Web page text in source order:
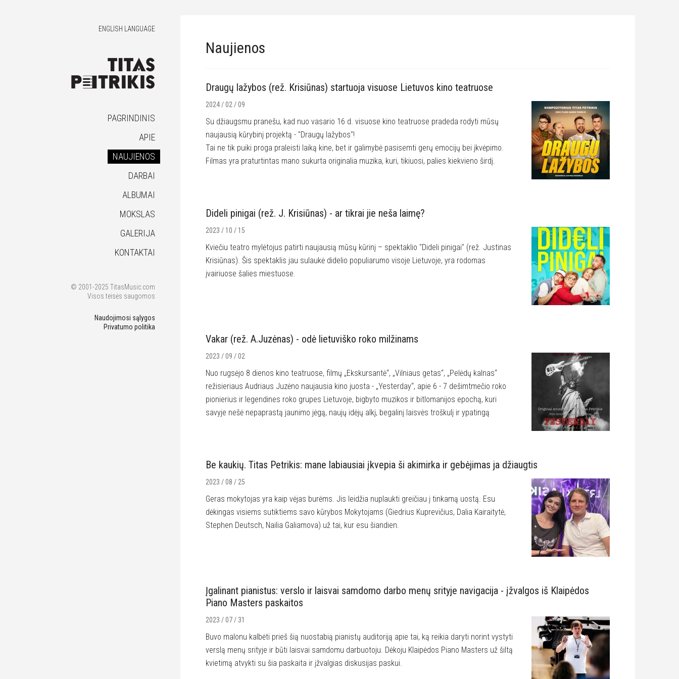
ENGLISH LANGUAGE
PAGRINDINIS
APIE
NAUJIENOS
DARBAI
ALBUMAI
MOKSLAS
GALERIJA
KONTAKTAI
© 2001-2025 TitasMusic.com
Visos teisės saugomos
Naudojimosi sąlygos
Privatumo politika
Naujienos
Draugų lažybos (rež. Krisiūnas) startuoja visuose Lietuvos kino teatruose
2024 / 02 / 09
Su džiaugsmu pranešu, kad nuo vasario 16 d. visuose kino teatruose pradeda rodyti mūsų
naujausią kūrybinį projektą - "Draugų lažybos"!
Tai ne tik puiki proga praleisti laiką kine, bet ir galimybė pasisemti gerų emocijų bei įkvėpimo.
Filmas yra praturtintas mano sukurta originalia muzika, kuri, tikiuosi, palies kiekvieno širdį.
Dideli pinigai (rež. J. Krisiūnas) - ar tikrai jie neša laimę?
2023 / 10 / 15
Kviečiu teatro mylėtojus patirti naujausią mūsų kūrinį – spektaklio "Dideli pinigai" (rež. Justinas
Krisiūnas). Šis spektaklis jau sulaukė didelio populiarumo visoje Lietuvoje, yra rodomas
įvairiuose šalies miestuose.
Vakar (rež. A.Juzėnas) - odė lietuviško roko milžinams
2023 / 09 / 02
Nuo rugsėjo 8 dienos kino teatruose, filmų „Ekskursantė“, „Vilniaus getas“, „Pelėdų kalnas“
režisieriaus Audriaus Juzėno naujausia kino juosta - „Yesterday“, apie 6 - 7 dešimtmečio roko
pionierius ir legendines roko grupes Lietuvoje, bigbyto muzikos ir bitlomanijos epochą, kuri
savyje nešė nepaprastą jaunimo jėgą, naujų idėjų alkį, begalinį laisvės troškulį ir ypatingą
Be kaukių. Titas Petrikis: mane labiausiai įkvepia ši akimirka ir gebėjimas ja džiaugtis
2023 / 08 / 25
Geras mokytojas yra kaip vėjas burėms. Jis leidžia nuplaukti greičiau į tinkamą uostą. Esu
dėkingas visiems sutiktiems savo kūrybos Mokytojams (Giedrius Kuprevičius, Dalia Kairaitytė,
Stephen Deutsch, Nailia Galiamova) už tai, kur esu šiandien.
Įgalinant pianistus: verslo ir laisvai samdomo darbo menų srityje navigacija - įžvalgos iš Klaipėdos
Piano Masters paskaitos
2023 / 07 / 31
Buvo malonu kalbėti prieš šią nuostabią pianistų auditoriją apie tai, ką reikia daryti norint vystyti
verslą menų srityje ir būti laisvai samdomu darbuotoju. Dėkoju Klaipėdos Piano Masters už šiltą
kvietimą atvykti su šia paskaita ir įžvalgias diskusijas paskui.